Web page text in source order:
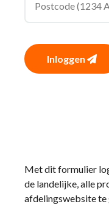
Inloggen
Met dit formulier
de landelijke, alle
afdelingswebsite te